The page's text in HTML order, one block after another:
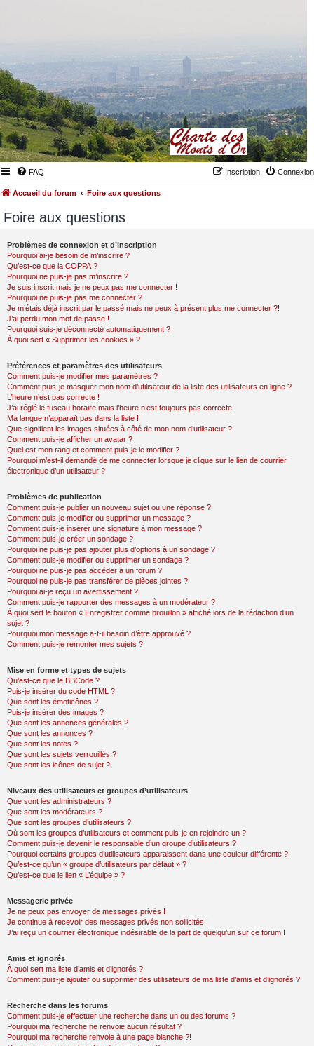
FAQ Connexion
Inscription
Accueil du forum Foire aux questions
Foire aux questions
Problèmes de connexion et d’inscription
Pourquoi ai-je besoin de m’inscrire ?
Qu’est-ce que la COPPA ?
Pourquoi ne puis-je pas m’inscrire ?
Je suis inscrit mais je ne peux pas me connecter !
Pourquoi ne puis-je pas me connecter ?
Je m’étais déjà inscrit par le passé mais ne peux à présent plus me connecter ?!
J’ai perdu mon mot de passe !
Pourquoi suis-je déconnecté automatiquement ?
À quoi sert « Supprimer les cookies » ?
Préférences et paramètres des utilisateurs
Comment puis-je modifier mes paramètres ?
Comment puis-je masquer mon nom d’utilisateur de la liste des utilisateurs en ligne ?
L’heure n’est pas correcte !
J’ai réglé le fuseau horaire mais l’heure n’est toujours pas correcte !
Ma langue n’apparaît pas dans la liste !
Que signifient les images situées à côté de mon nom d’utilisateur ?
Comment puis-je afficher un avatar ?
Quel est mon rang et comment puis-je le modifier ?
Pourquoi m’est-il demandé de me connecter lorsque je clique sur le lien de courrier
électronique d’un utilisateur ?
Problèmes de publication
Comment puis-je publier un nouveau sujet ou une réponse ?
Comment puis-je modifier ou supprimer un message ?
Comment puis-je insérer une signature à mon message ?
Comment puis-je créer un sondage ?
Pourquoi ne puis-je pas ajouter plus d’options à un sondage ?
Comment puis-je modifier ou supprimer un sondage ?
Pourquoi ne puis-je pas accéder à un forum ?
Pourquoi ne puis-je pas transférer de pièces jointes ?
Pourquoi ai-je reçu un avertissement ?
Comment puis-je rapporter des messages à un modérateur ?
À quoi sert le bouton « Enregistrer comme brouillon » affiché lors de la rédaction d’un
sujet ?
Pourquoi mon message a-t-il besoin d’être approuvé ?
Comment puis-je remonter mes sujets ?
Mise en forme et types de sujets
Qu’est-ce que le BBCode ?
Puis-je insérer du code HTML ?
Que sont les émoticônes ?
Puis-je insérer des images ?
Que sont les annonces générales ?
Que sont les annonces ?
Que sont les notes ?
Que sont les sujets verrouillés ?
Que sont les icônes de sujet ?
Niveaux des utilisateurs et groupes d’utilisateurs
Que sont les administrateurs ?
Que sont les modérateurs ?
Que sont les groupes d’utilisateurs ?
Où sont les groupes d’utilisateurs et comment puis-je en rejoindre un ?
Comment puis-je devenir le responsable d’un groupe d’utilisateurs ?
Pourquoi certains groupes d’utilisateurs apparaissent dans une couleur différente ?
Qu’est-ce qu’un « groupe d’utilisateurs par défaut » ?
Qu’est-ce que le lien « L’équipe » ?
Messagerie privée
Je ne peux pas envoyer de messages privés !
Je continue à recevoir des messages privés non sollicités !
J’ai reçu un courrier électronique indésirable de la part de quelqu’un sur ce forum !
Amis et ignorés
À quoi sert ma liste d’amis et d’ignorés ?
Comment puis-je ajouter ou supprimer des utilisateurs de ma liste d’amis et d’ignorés ?
Recherche dans les forums
Comment puis-je effectuer une recherche dans un ou des forums ?
Pourquoi ma recherche ne renvoie aucun résultat ?
Pourquoi ma recherche renvoie à une page blanche ?!